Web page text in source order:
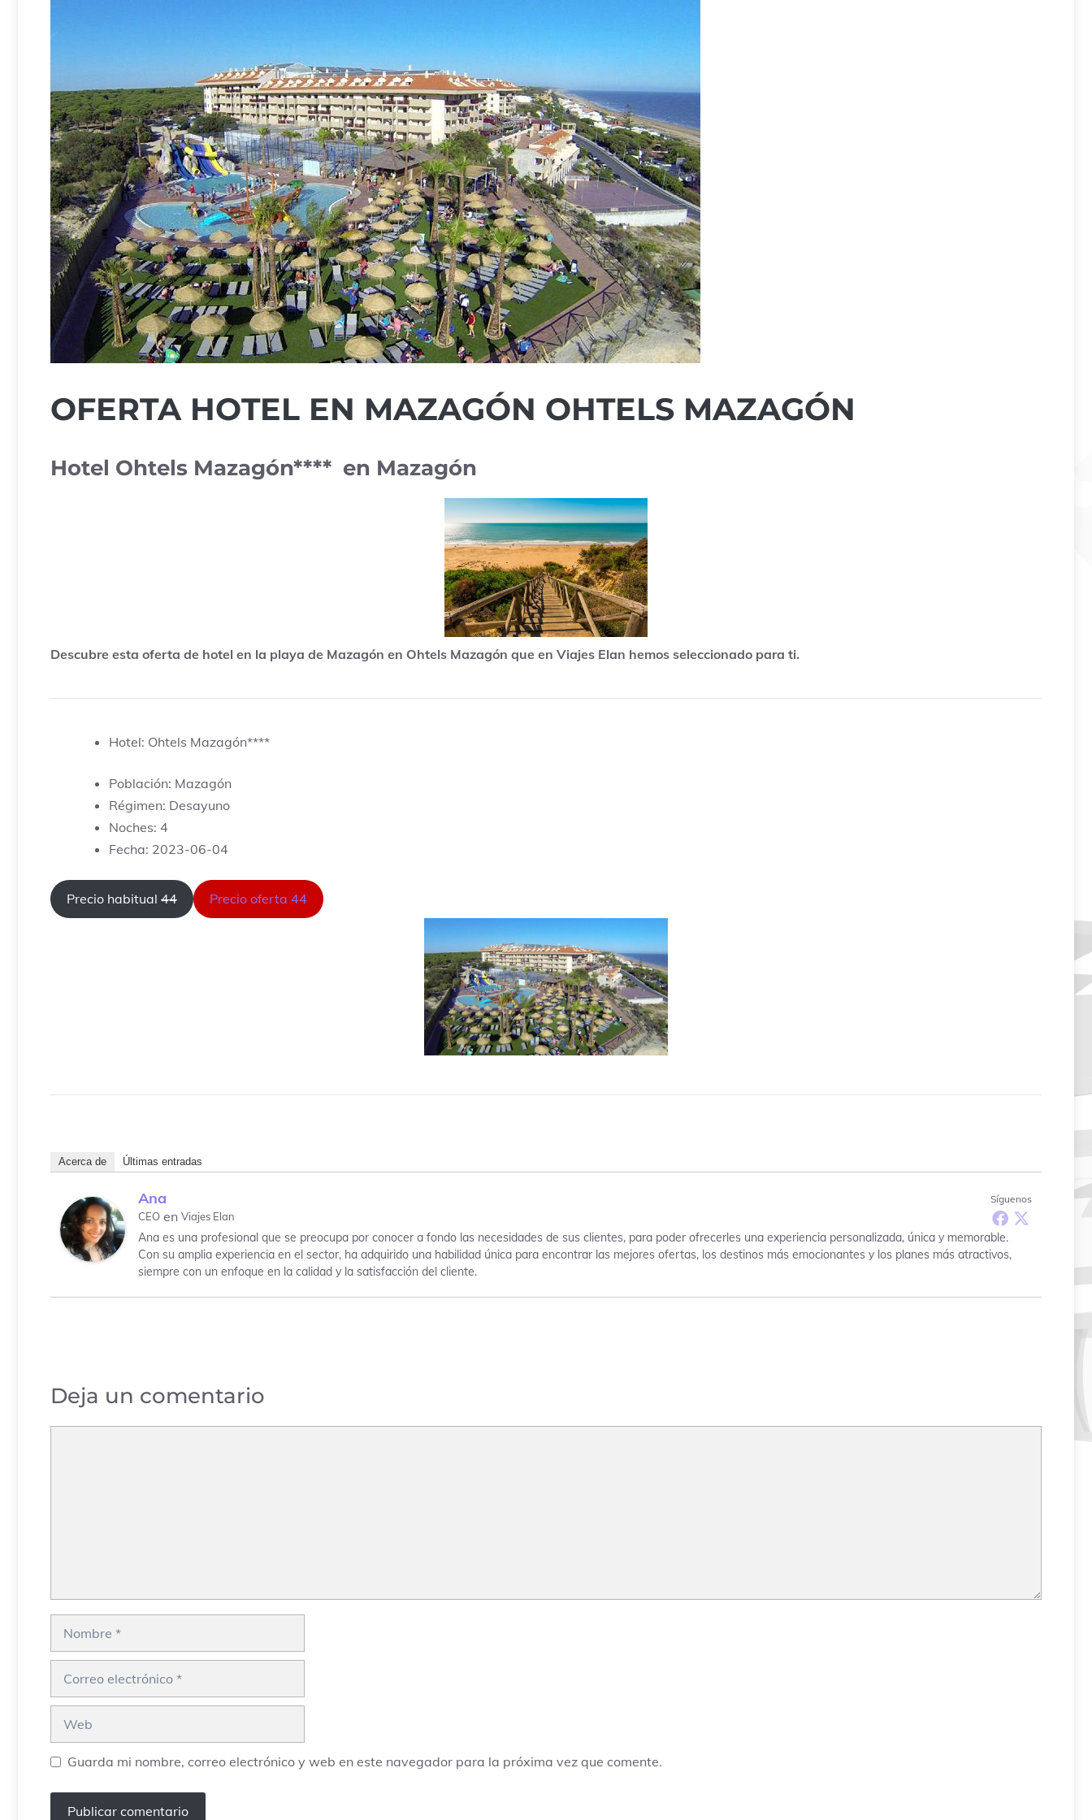
OFERTA HOTEL EN MAZAGÓN OHTELS MAZAGÓN
Hotel Ohtels Mazagón**** en Mazagón
Descubre esta oferta de hotel en la playa de Mazagón en Ohtels Mazagón que en Viajes Elan hemos seleccionado para ti.
Hotel: Ohtels Mazagón****
Población: Mazagón
Régimen: Desayuno
Noches: 4
Fecha: 2023-06-04
Precio habitual 44 Precio oferta 44
Acerca de Últimas entradas
Síguenos
Ana
CEO en Viajes Elan
Ana es una profesional que se preocupa por conocer a fondo las necesidades de sus clientes, para poder ofrecerles una experiencia personalizada, única y memorable.
Con su amplia experiencia en el sector, ha adquirido una habilidad única para encontrar las mejores ofertas, los destinos más emocionantes y los planes más atractivos,
siempre con un enfoque en la calidad y la satisfacción del cliente.
Deja un comentario
Guarda mi nombre, correo electrónico y web en este navegador para la próxima vez que comente.